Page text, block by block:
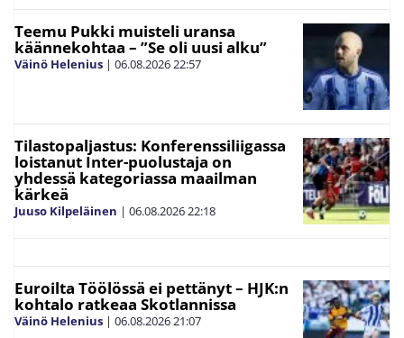
Teemu Pukki muisteli uransa
käännekohtaa – ”Se oli uusi alku”
Väinö Helenius | 06.08.202622:57
Tilastopaljastus: Konferenssiliigassa
loistanut Inter-puolustaja on
yhdessä kategoriassa maailman
kärkeä
Juuso Kilpeläinen | 06.08.202622:18
Euroilta Töölössä ei pettänyt – HJK:n
kohtalo ratkeaa Skotlannissa
Väinö Helenius | 06.08.202621:07